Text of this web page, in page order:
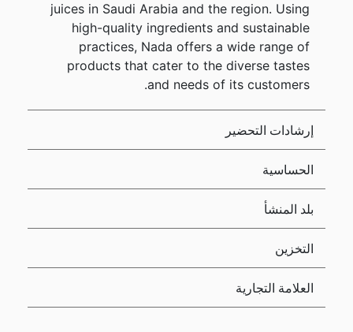
juices in Saudi Arabia and the region. Using
high-quality ingredients and sustainable
practices, Nada offers a wide range of
products that cater to the diverse tastes
and needs of its customers.
إرشادات التحضير
الحساسية
بلد المنشأ
التخزين
العلامة التجارية